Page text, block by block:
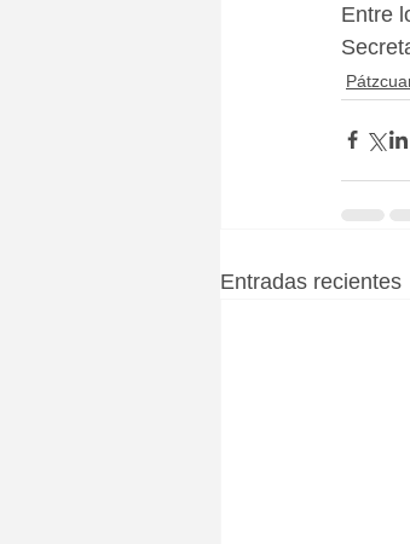
Entre
Entradas recientes